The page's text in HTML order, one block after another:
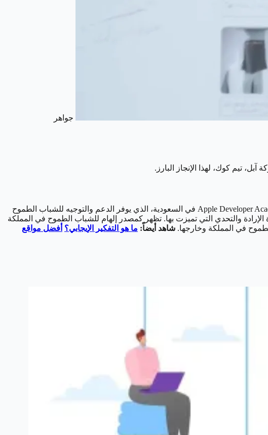
جواهر
تيم كوك، لهذا الإنجاز البارز.
المملكة العربية السعودية تعمل بجد على تحقيق التحول الرقمي، وأحد أبرز المبادرات في هذا الصدد هو برنامج مطوري آبل Apple Developer Academy في السعودية، الذي يوفر الدعم والتوجيه للشباب الطموح
والتحدي التي تميزت بها. تظهر كمصدر إلهام للشباب الطموح في المملكة
في المملكة وخارجها. شاهد أيضاً: ما هو التفكير الإيجابي؟ أفضل مواقع